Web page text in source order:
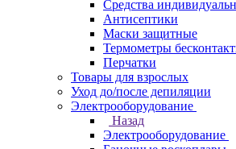
Средства
Антисептики
Маски защитные
Термометры
Перчатки
Товары для взрослых
Уход до/после депиляции
Электрооборудование
Назад
Электрооборудование